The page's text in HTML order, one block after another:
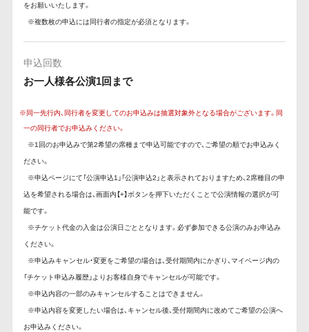
をお願いいたします。
※複数枚の申込には同行者の指定が必須となります。
申込回数
お一人様各公演1回まで
※同一先行内、同行者を変更してのお申込みは抽選対象外となる場合がございます。同
一の同行者でお申込みください。
※1回のお申込みで第2希望の席種まで申込可能ですので、ご希望の順でお申込みく
ださい。
※申込ページにて「公演申込1」「公演申込2」と表示されておりますため、2席種目の申
込を希望される場合は、画面内【+】ボタンを押下いただくことで公演情報の選択が可
能です。
※チケット代金の入金は公演日ごととなります。必ず参加できる公演のみお申込み
ください。
※申込みキャンセル・変更をご希望の場合は、受付期間内にかぎり、マイページ内の
「チケット申込み履歴」よりお客様自身でキャンセルが可能です。
※申込内容の一部のみキャンセルすることはできません。
※申込内容を変更したい場合は、キャンセル後、受付期間内に改めてご希望の公演へ
お申込みください。